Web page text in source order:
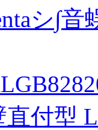
シ∫音
直付型